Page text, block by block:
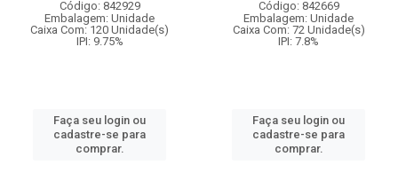
Código: 842929
Embalagem: Unidade
Caixa Com: 120 Unidade(s)
IPI: 9.75%
Faça seu login ou
cadastre-se para
comprar.
Código: 842669
Embalagem: Unidade
Caixa Com: 72 Unidade(s)
IPI: 7.8%
Faça seu login ou
cadastre-se para
comprar.